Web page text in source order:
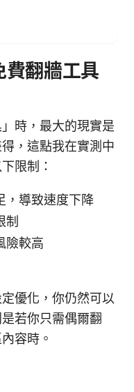
費翻牆工具
時，最大的現實是
，這點我在實測中
限制：
，導致速度下降
制
險較高
優化，你仍然可以
若你只需偶爾翻
容時。